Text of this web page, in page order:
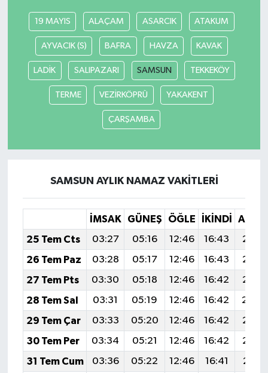
19 MAYIS ALAÇAM ASARCIK ATAKUM
AYVACIK (S) BAFRA HAVZA KAVAK
LADİK SALIPAZARI SAMSUN TEKKEKÖY
TERME VEZİRKÖPRÜ YAKAKENT
ÇARŞAMBA
SAMSUN AYLIK NAMAZ VAKITLERI
İMSAK GÜNEŞ ÖĞLE İKINDI
25 Tem Cts
03:27 05:16 12:46 16:43
26 Tem Paz
03:28 05:17 12:46 16:43
27 Tem Pts
03:30 05:18 12:46 16:42
28 Tem Sal
03:31 05:19 12:46 16:42
29 Tem Çar
03:33 05:20 12:46 16:42
30 Tem Per
03:34 05:21 12:46 16:42
31 Tem Cum
03:36 05:22 12:46 16:41